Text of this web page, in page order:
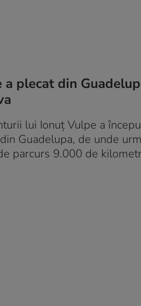
a plecat din
lui Ionuț Vulpe a
Guadelupa, de unde
parcurs 9.000 de